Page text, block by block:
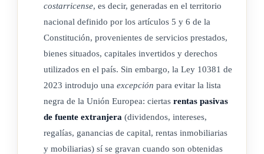
b) Se entiende por establecimiento permanente cualquier
sitio o lugar fijo de negocios en el que se desarrolle, total
o parcialmente, la actividad de la persona no domiciliada.
(Así reformado el inciso anterior por el artículo 3° de la ley
N° 10381 del 14 de setiembre de 2023, "Modificación a la
costarricense, es decir, generadas en el territorio
nacional definido por los artículos 5 y 6 de la
Constitución, provenientes de servicios prestados,
bienes situados, capitales invertidos y derechos
utilizados en el país. Sin embargo, la Ley 10381 de
2023 introdujo una excepción para evitar la lista
negra de la Unión Europea: ciertas rentas pasivas
de fuente extranjera (dividendos, intereses,
regalías, ganancias de capital, rentas inmobiliarias
y mobiliarias) sí se gravan cuando son obtenidas